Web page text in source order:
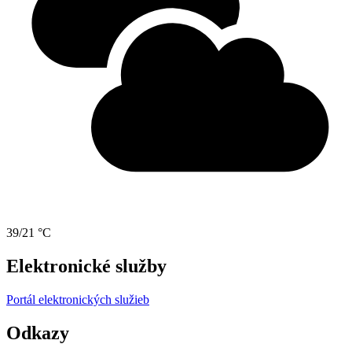
39/21 °C
Elektronické služby
Portál elektronických služieb
Odkazy